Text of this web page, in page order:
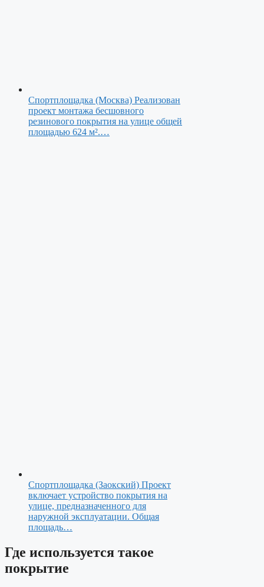
Спортплощадка (Москва) Реализован
проект монтажа бесшовного
резинового покрытия на улице общей
площадью 624 м².…
Спортплощадка (Заокский) Проект
включает устройство покрытия на
улице, предназначенного для
наружной эксплуатации. Общая
площадь…
Где используется такое
покрытие